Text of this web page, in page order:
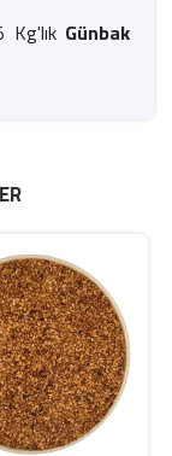
Kg'lık Günbak